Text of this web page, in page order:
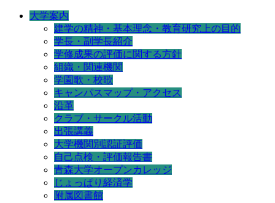
大学案内
建学の精神・基本理念・教育研究上の目的
学長・副学長紹介
学修成果の評価に関する方針
組織・関連機関
学園歌・校歌
キャンパスマップ・アクセス
沿革
クラブ・サークル活動
出張講義
大学機関別認証評価
自己点検・評価報告書
青森大学オープンカレッジ
じょっぱり経済学
附属図書館